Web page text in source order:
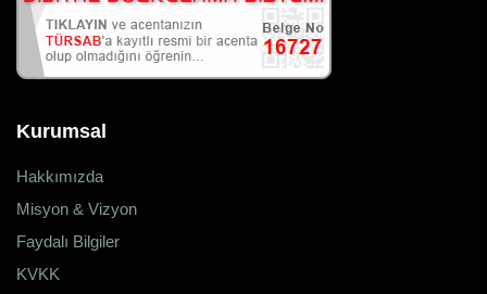
Kurumsal
Hakkımızda
Misyon & Vizyon
Faydalı Bilgiler
KVKK